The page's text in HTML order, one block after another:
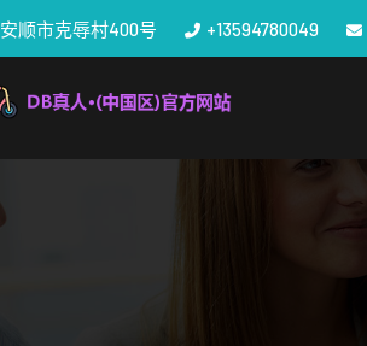
安顺市克辱村400号 +13594780049